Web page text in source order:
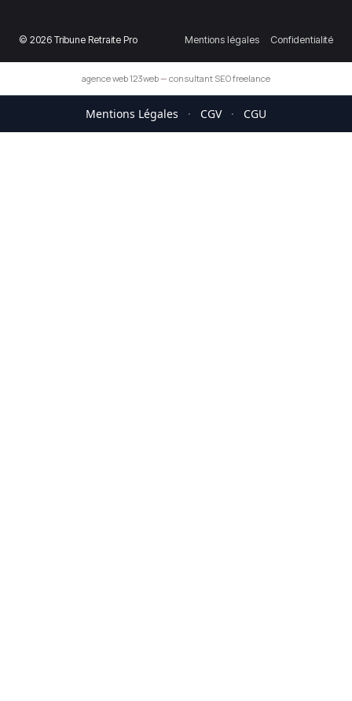
© 2026 Tribune Retraite Pro Mentions légales Confidentialité
agence web 123web— consultant SEO freelance
Mentions Légales · CGV · CGU